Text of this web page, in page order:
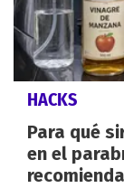
HACKS
Para qué
en el